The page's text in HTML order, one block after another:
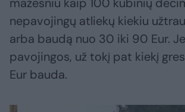
nepavojingų atliekų kiekiu
arba baudą nuo 30 iki 90 Eur.
pavojingos, už tokį pat kiekį
Eur bauda.